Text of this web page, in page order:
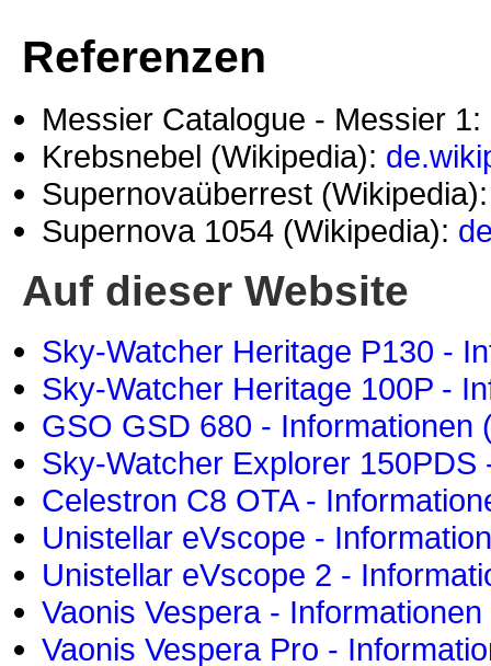
Referenzen
Messier Catalogue - Messier 1:
Krebsnebel (Wikipedia):
Supernovaüberrest
Supernova 1054 (Wikipedia):
Auf dieser Website
Sky-Watcher Heritage P130 -
Sky-Watcher Heritage 100P -
GSO GSD 680 - Informationen
Sky-Watcher Explorer
Celestron C8 OTA -
Unistellar eVscope -
Unistellar eVscope 2 -
Vaonis Vespera - Informationen
Vaonis Vespera Pro -